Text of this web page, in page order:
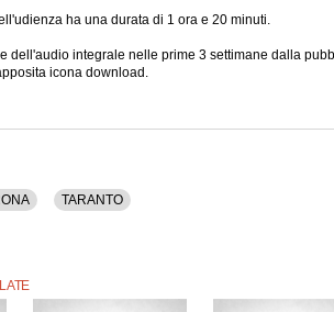
ha una durata di 1 ora e 20 minuti.
dell'audio integrale nelle prime 3 settimane dalla
icona download.
TARANTO